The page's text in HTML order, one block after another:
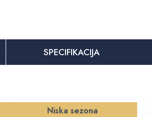
SPECIFIKACIJA
Niska sezona